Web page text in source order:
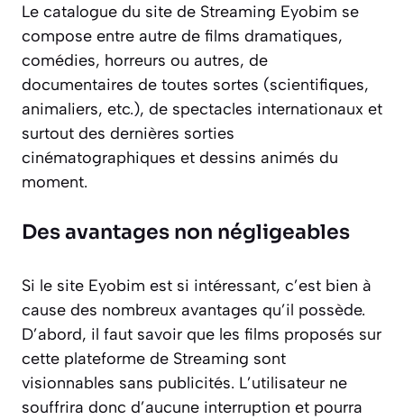
Le catalogue du site de Streaming Eyobim se
compose entre autre de films dramatiques,
comédies, horreurs ou autres, de
documentaires de toutes sortes (scientifiques,
animaliers, etc.), de spectacles internationaux et
surtout des dernières sorties
cinématographiques et dessins animés du
moment.
Des avantages non négligeables
Si le site Eyobim est si intéressant, c’est bien à
cause des nombreux avantages qu’il possède.
D’abord, il faut savoir que les films proposés sur
cette plateforme de Streaming sont
visionnables sans publicités. L’utilisateur ne
souffrira donc d’aucune interruption et pourra